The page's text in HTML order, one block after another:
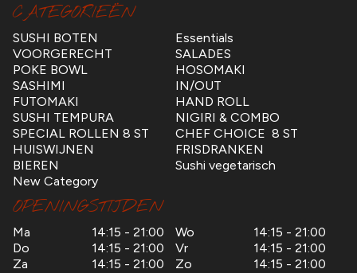
CATEGORIEËN
SUSHI BOTEN
Essentials
VOORGERECHT
SALADES
POKE BOWL
HOSOMAKI
SASHIMI
IN/OUT
FUTOMAKI
HAND ROLL
SUSHI TEMPURA
NIGIRI & COMBO
SPECIAL ROLLEN 8 ST
CHEF CHOICE 8 ST
HUISWIJNEN
FRISDRANKEN
BIEREN
Sushi vegetarisch
New Category
OPENINGSTIJDEN
Ma 14:15 - 21:00 Wo
14:15 - 21:00
Do
14:15 - 21:00 Vr
14:15 - 21:00
Za
14:15 - 21:00 Zo 14:15 - 21:00